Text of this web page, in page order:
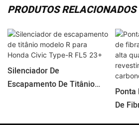
PRODUTOS RELACIONADOS
Silenciador De
Escapamento De Titânio
Ponta
De